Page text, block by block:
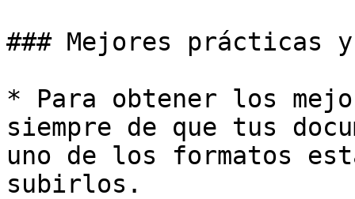
### Mejores prácticas
* Para obtener los
siempre de que tus
uno de los formatos
subirlos.